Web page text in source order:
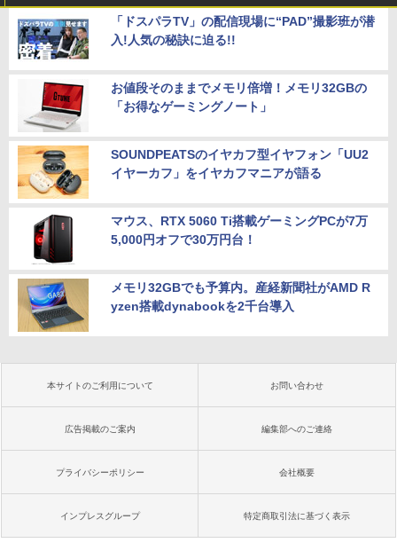
「ドスパラTV」の配信現場に“PAD”撮影班が潜
入!人気の秘訣に迫る!!
お値段そのままでメモリ倍増！メモリ32GBの
「お得なゲーミングノート」
SOUNDPEATSのイヤカフ型イヤフォン「UU2
イヤーカフ」をイヤカフマニアが語る
マウス、RTX 5060 Ti搭載ゲーミングPCが7万
5,000円オフで30万円台！
メモリ32GBでも予算内。産経新聞社がAMD R
yzen搭載dynabookを2千台導入
本サイトのご利用について お問い合わせ
広告掲載のご案内 編集部へのご連絡
プライバシーポリシー 会社概要
インプレスグループ 特定商取引法に基づく表示